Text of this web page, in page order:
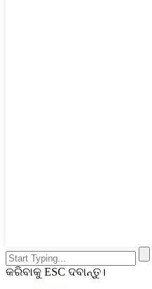
କରିବାକୁ ESC ଦବାନ୍ତୁ।